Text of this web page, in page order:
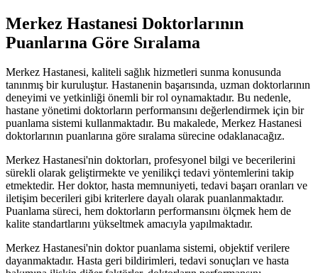
Merkez Hastanesi Doktorlarının
Puanlarına Göre Sıralama
Merkez Hastanesi, kaliteli sağlık hizmetleri sunma konusunda
tanınmış bir kuruluştur. Hastanenin başarısında, uzman doktorlarının
deneyimi ve yetkinliği önemli bir rol oynamaktadır. Bu nedenle,
hastane yönetimi doktorların performansını değerlendirmek için bir
puanlama sistemi kullanmaktadır. Bu makalede, Merkez Hastanesi
doktorlarının puanlarına göre sıralama sürecine odaklanacağız.
Merkez Hastanesi'nin doktorları, profesyonel bilgi ve becerilerini
sürekli olarak geliştirmekte ve yenilikçi tedavi yöntemlerini takip
etmektedir. Her doktor, hasta memnuniyeti, tedavi başarı oranları ve
iletişim becerileri gibi kriterlere dayalı olarak puanlanmaktadır.
Puanlama süreci, hem doktorların performansını ölçmek hem de
kalite standartlarını yükseltmek amacıyla yapılmaktadır.
Merkez Hastanesi'nin doktor puanlama sistemi, objektif verilere
dayanmaktadır. Hasta geri bildirimleri, tedavi sonuçları ve hasta